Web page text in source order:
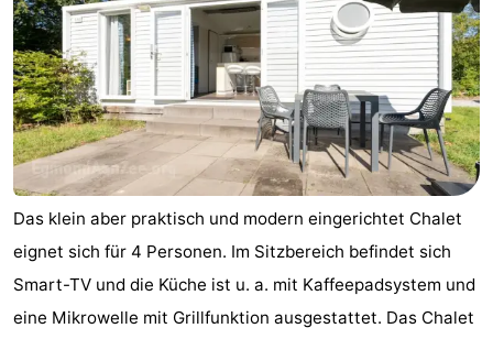
Das klein aber praktisch und modern eingerichtet Chalet
eignet sich für 4 Personen. Im Sitzbereich befindet sich
Smart-TV und die Küche ist u. a. mit Kaffeepadsystem und
eine Mikrowelle mit Grillfunktion ausgestattet. Das Chalet